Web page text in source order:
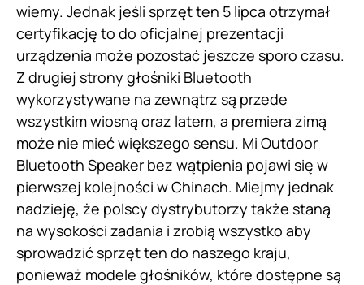
wiemy. Jednak jeśli sprzęt ten 5 lipca otrzymał
certyfikację to do oficjalnej prezentacji
urządzenia może pozostać jeszcze sporo czasu.
Z drugiej strony głośniki Bluetooth
wykorzystywane na zewnątrz są przede
wszystkim wiosną oraz latem, a premiera zimą
może nie mieć większego sensu. Mi Outdoor
Bluetooth Speaker bez wątpienia pojawi się w
pierwszej kolejności w Chinach. Miejmy jednak
nadzieję, że polscy dystrybutorzy także staną
na wysokości zadania i zrobią wszystko aby
sprowadzić sprzęt ten do naszego kraju,
ponieważ modele głośników, które dostępne są